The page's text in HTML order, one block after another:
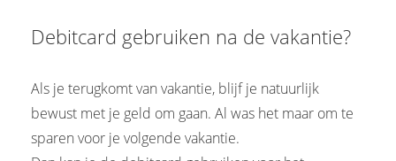
Debitcard gebruiken na de vakantie?
Als je terugkomt van vakantie, blijf je natuurlijk
bewust met je geld om gaan. Al was het maar om te
sparen voor je volgende vakantie.